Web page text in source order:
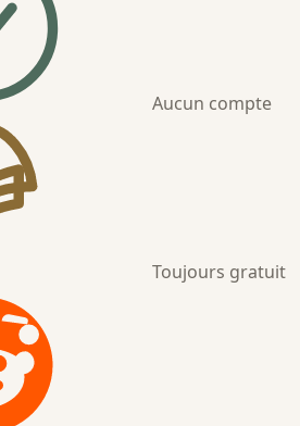
Aucun compte
Toujours gratuit